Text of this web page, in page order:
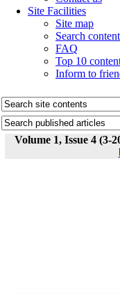
Site Facilities
Site map
Search
FAQ
Top 10
Inform to
Volume 1, Issue 4 (3-